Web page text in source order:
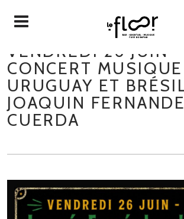
VENDREDI 26 JUIN
CONCERT MUSIQUE
URUGUAY ET
JOAQUIN
CUERDA